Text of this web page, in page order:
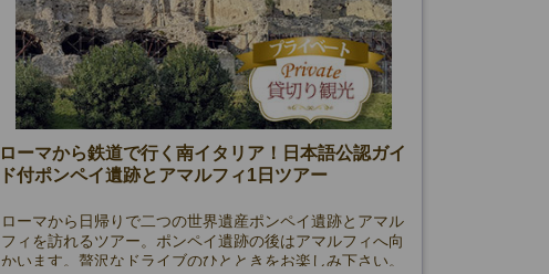
ローマから鉄道で行く南イタリア！日本語公認ガイ
ド付ポンペイ遺跡とアマルフィ1日ツアー
ローマから日帰りで二つの世界遺産ポンペイ遺跡とアマル
フィを訪れるツアー。ポンペイ遺跡の後はアマルフィへ向
かいます。贅沢なドライブのひとときをお楽しみ下さい。